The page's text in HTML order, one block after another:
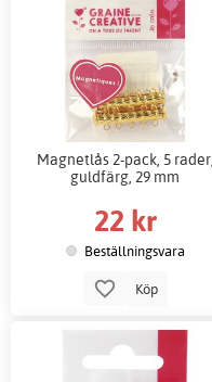
Magnetlås 2-pack, 5 rader,
guldfärg, 29 mm
22 kr
Beställningsvara
Köp